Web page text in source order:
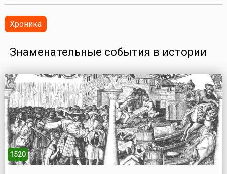
Хроника
Знаменательные события в истории
1520